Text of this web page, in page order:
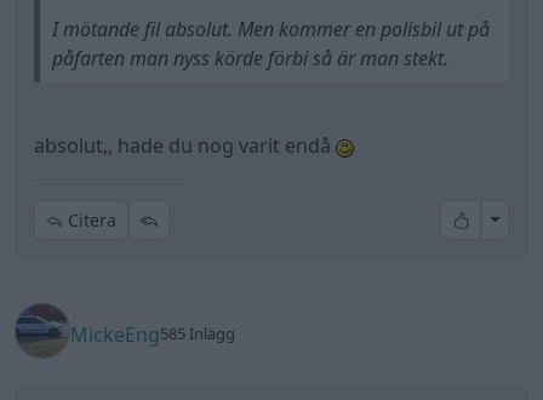
I mötande fil absolut. Men kommer en polisbil ut på
påfarten man nyss körde förbi så är man stekt.
absolut,, hade du nog varit endå
Citera All
MickeEng585 Inlägg